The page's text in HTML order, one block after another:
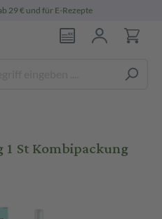
29 € und für E-Rezepte
St Kombipackung